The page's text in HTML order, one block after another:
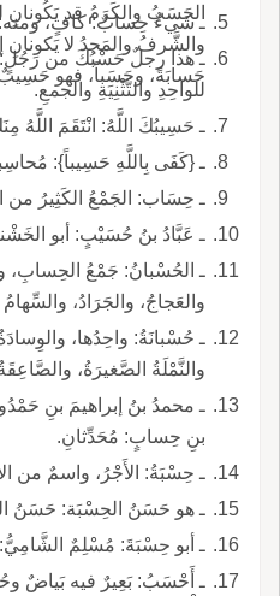
الحَسَبُ والكَرَمُ قد يَكُونانِ
والشَّرفُ والمَجدُ لا
حَسابَةً، وحَسَباً، فهو
ـ شَيءٌ حِسابٌ: كافٍ،
ـ هذا رجلٌ حَسْبُكَ من
للواحِدِ والتَّثْنِيَةِ والجمعِ.
ـ حَسِيبُكَ اللَّهُ: انْتَقَمَ اللَّهُ
ـ {كَفَى بِاللَّهِ حَسِيباً}:
ـ حِسَاب: الجَمْعُ الكَثِيرُ من
ـ عَبَّادُ بنُ حُسَيْبٍ: أبو
ـ الحُسْبانُ: جَمْعُ الحِسابِ،
والعَجاجُ، والجَرَادُ،
ـ حُسْبانَةُ: واحِدُها،
والنَّمْلَةُ الصَّغيرَةُ،
ـ محمدُ بنُ إبراهيمَ بنِ
بنِ حِسابٍ: مُحَدِّثانِ.
ـ حِسْبَةُ: الأَجْرُ، واسمٌ من
ـ هو حَسَنُ الحِسْبَة: حَسَنُ
ـ أبو حِسْبَةَ: مُسْلِمٌ
ـ أَحْسَبُ: بَعِيرٌ فيه بَياضٌ